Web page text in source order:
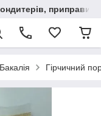
приправи,
Гірчичний